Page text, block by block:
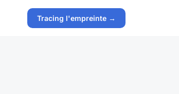
Tracing l'empreinte →